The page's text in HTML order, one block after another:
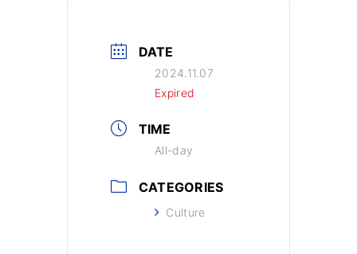
DATE
2024.11.07
Expired
TIME
All-day
CATEGORIES
Culture